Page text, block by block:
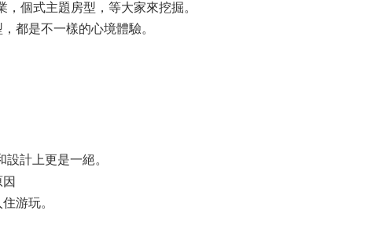
個式主題房型，等大家來挖掘。
都是不一樣的心境體驗。
計上更是一絕。
游玩。